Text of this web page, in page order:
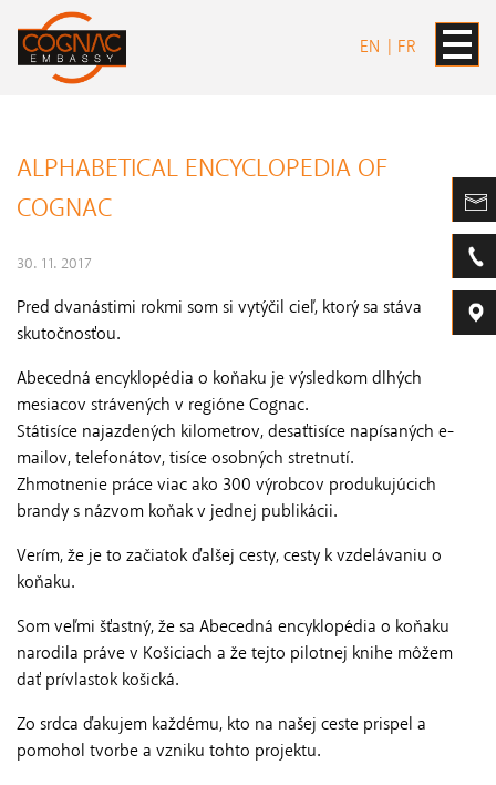
EN FR
ALPHABETICAL ENCYCLOPEDIA OF
COGNAC
30. 11. 2017
Pred dvanástimi rokmi som si vytýčil cieľ, ktorý sa stáva
skutočnosťou.
Abecedná encyklopédia o koňaku je výsledkom dlhých
mesiacov strávených v regióne Cognac.
Státisíce najazdených kilometrov, desaťtisíce napísaných e-
mailov, telefonátov, tisíce osobných stretnutí.
Zhmotnenie práce viac ako 300 výrobcov produkujúcich
brandy s názvom koňak v jednej publikácii.
Verím, že je to začiatok ďalšej cesty, cesty k vzdelávaniu o
koňaku.
Som veľmi šťastný, že sa Abecedná encyklopédia o koňaku
narodila práve v Košiciach a že tejto pilotnej knihe môžem
dať prívlastok košická.
Zo srdca ďakujem každému, kto na našej ceste prispel a
pomohol tvorbe a vzniku tohto projektu.